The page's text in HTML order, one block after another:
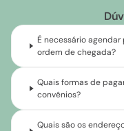
É necessário
ordem de chegada?
Quais formas de
convênios?
Quais são os